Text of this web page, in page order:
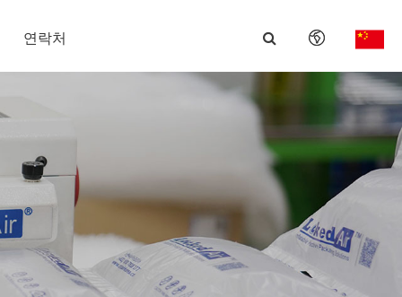
연락처
English
日本語
français
Deutsch